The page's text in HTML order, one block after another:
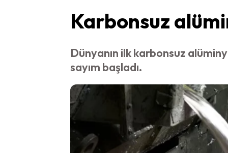
Karbonsuz
Dünyanın ilk karbonsuz
sayım başladı.